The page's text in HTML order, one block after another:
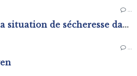
…
Arrêté constatant la situation de sécheresse dans les zones d'alerte du département de L'Orne
…